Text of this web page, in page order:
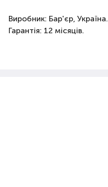
Виробник: Бар'єр, Україна.
Гарантія: 12 місяців.